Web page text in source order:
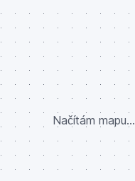
Načítám mapu...